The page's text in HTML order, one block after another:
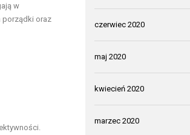
w
porządki oraz
czerwiec 2020
maj 2020
kwiecień 2020
marzec 2020